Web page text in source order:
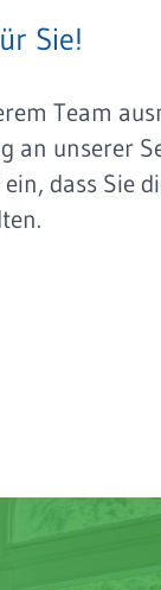
Sie!
Team
an unserer
dass Sie